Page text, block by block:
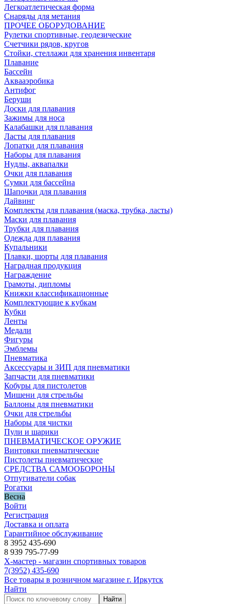
Легкоатлетическая форма
Снаряды для метания
ПРОЧЕЕ ОБОРУДОВАНИЕ
Рулетки спортивные, геодезические
Счетчики рядов, кругов
Стойки, стеллажи для хранения инвентаря
Плавание
Бассейн
Аквааэробика
Антифог
Беруши
Доски для плавания
Зажимы для носа
Калабашки для плавания
Ласты для плавания
Лопатки для плавания
Наборы для плавания
Нудлы, аквапалки
Очки для плавания
Сумки для бассейна
Шапочки для плавания
Дайвинг
Комплекты для плавания (маска, трубка, ласты)
Маски для плавания
Трубки для плавания
Одежда для плавания
Купальники
Плавки, шорты для плавания
Наградная продукция
Награждение
Грамоты, дипломы
Книжки классификационные
Комплектующие к кубкам
Кубки
Ленты
Медали
Фигуры
Эмблемы
Пневматика
Аксессуары и ЗИП для пневматики
Запчасти для пневматики
Кобуры для пистолетов
Мишени для стрельбы
Баллоны для пневматики
Очки для стрельбы
Наборы для чистки
Пули и шарики
ПНЕВМАТИЧЕСКОЕ ОРУЖИЕ
Винтовки пневматические
Пистолеты пневматические
СРЕДСТВА САМООБОРОНЫ
Отпугиватели собак
Рогатки
Весна
Войти
Регистрация
Доставка и оплата
Гарантийное обслуживание
8 3952 435-690
8 939 795-77-99
Х-мастер - магазин спортивных товаров
7(3952) 435-690
Все товары в розничном магазине г. Иркутск
Найти
Найти